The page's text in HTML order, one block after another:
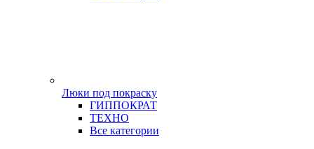
Люки под покраску
ГИППОКРАТ
ТЕХНО
Все категории